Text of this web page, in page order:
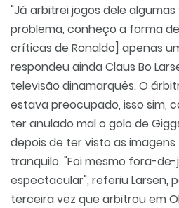
"Já arbitrei jogos dele
problema, conheço a forma
críticas de Ronaldo] apenas
respondeu ainda Claus Bo
televisão dinamarquês. O
estava preocupado, isso sim,
ter anulado mal o golo de
depois de ter visto as
tranquilo. "Foi mesmo fora-
espectacular", referiu Larsen,
terceira vez que arbitrou em